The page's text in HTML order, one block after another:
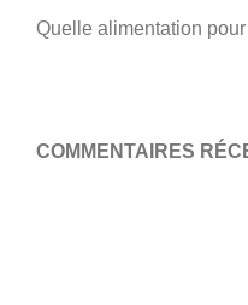
Quelle alimentation
COMMENTAIRES